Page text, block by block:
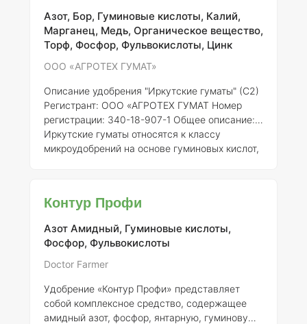
продуктаНазвание:Иркутские гуматы
Регистрант: ООО «АГРОТЕХ ГУМАТ Номер
регистрации:340-18-907-1 Иркутские гуматы
содержат
Азот, Бор, Гуминовые кислоты, Калий,
Марганец, Медь, Органическое вещество,
Торф, Фосфор, Фульвокислоты, Цинк
ООО «АГРОТЕХ ГУМАТ»
Описание удобрения "Иркутские гуматы" (С2)
Регистрант: ООО «АГРОТЕХ ГУМАТ Номер
регистрации: 340-18-907-1 Общее описание:
Иркутские гуматы относятся к классу
микроудобрений на основе гуминовых кислот,
веществ, способствующих улучшению
и усвоению питательных элементов
растениями.Состав элементов:
активные компоненты в составе "Иркутских
Контур Профи
Азот Амидный, Гуминовые кислоты,
Фосфор, Фульвокислоты
Doctor Farmer
Удобрение «Контур Профи» представляет
собой комплексное средство, содержащее
амидный азот, фосфор, янтарную, гуминовую